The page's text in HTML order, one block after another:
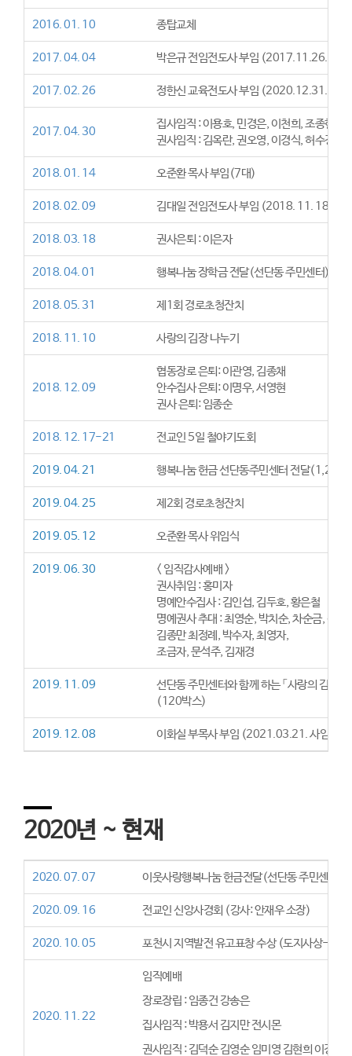
2016. 01. 10 종탑교체
2017. 04. 04 박은규 전임전도사 부임 (2017.11.26. 사
2017. 02. 26 정한신 교육전도사 부임 (2020.12.31. 부
2017. 04. 30
집사임직 : 이용호, 민경은, 이천희, 조종현, 김
권사임직 : 김옥란, 권오영, 이경식, 허수경,
2018. 01. 14 오준환 목사 부임(7대)
2018. 02. 09 김대일 전임전도사 부임 (2018. 11. 18. 사
2018. 03. 18 권사은퇴 : 이은자
2018. 04. 01 행복나눔 장학금 전달(선단동 주민센터)
2018. 05. 31 제1회 경로초청잔치
2018. 11. 10 사랑의 김장 나누기
2018. 12. 09
협동장로 은퇴: 이관영, 김종채
안수집사 은퇴: 이명우, 서영현
권사 은퇴: 임종순
2018. 12. 17-21 전교인 5일 철야기도회
2019. 04. 21 행복나눔 헌금 선단동주민센터 전달
2019. 04. 25 제2회 경로초청잔치
2019. 05. 12 오준환 목사 위임식
2019. 06. 30
< 임직감사예배 >
권사취임 : 홍미자
명예안수집사 : 김인섭, 김두호, 황은철
명예권사 추대 : 최영순, 박치순, 차순금, 신정
김종만 최정례, 박수자, 최영자,
조금자, 문석주, 김재경
2019. 11. 09
선단동 주민센터와 함께 하는 「사랑의 김장 나
(120박스)
2019. 12. 08 이화실 부목사 부임 (2021.03.21. 사임)
2020년 ~ 현재
2020. 07. 07 이웃사랑행복나눔 헌금전달(선단동 주민센터 /
2020. 09. 16 전교인 신앙사경회 (강사: 안재우 소장)
2020. 10. 05 포천시 지역발전 유고표창 수상 (도지사상-오
2020. 11. 22
임직예배
장로장립 : 임종건 강송은
집사임직 : 박용서 김지만 전시몬
권사임직 : 김덕순 김영순 임미영 김현희 이경희